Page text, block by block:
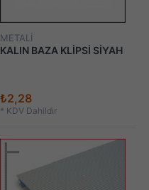
METALİ
KALIN BAZA KLİPSİ SİYAH
₺2,28
* KDV Dahildir